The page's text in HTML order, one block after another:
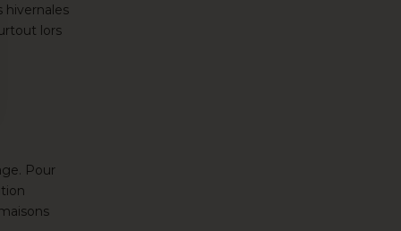
hivernales
lors
Pour